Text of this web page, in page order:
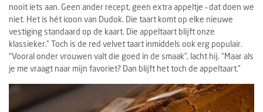
nooit iets aan. Geen ander recept, geen extra appeltje – dat doen we
niet. Het is hét icoon van Dudok. Die taart komt op elke nieuwe
vestiging standaard op de kaart. Die appeltaart blijft onze
klassieker.” Toch is de red velvet taart inmiddels ook erg populair.
“Vooral onder vrouwen valt die goed in de smaak”, lacht hij. “Maar als
je me vraagt naar mijn favoriet? Dan blijft het toch de appeltaart.”